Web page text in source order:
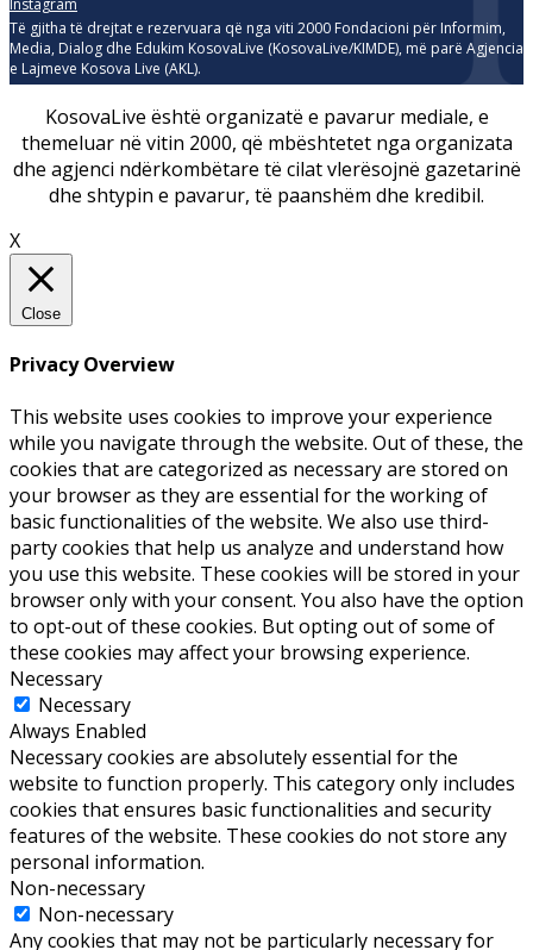
Instagram
Të gjitha të drejtat e rezervuara që nga viti 2000 Fondacioni për Informim,
Media, Dialog dhe Edukim KosovaLive (KosovaLive/KIMDE), më parë Agjencia
e Lajmeve Kosova Live (AKL).
KosovaLive është organizatë e pavarur mediale, e
themeluar në vitin 2000, që mbështetet nga organizata
dhe agjenci ndërkombëtare të cilat vlerësojnë gazetarinë
dhe shtypin e pavarur, të paanshëm dhe kredibil.
X
Close
Privacy Overview
This website uses cookies to improve your experience
while you navigate through the website. Out of these, the
cookies that are categorized as necessary are stored on
your browser as they are essential for the working of
basic functionalities of the website. We also use third-
party cookies that help us analyze and understand how
you use this website. These cookies will be stored in your
browser only with your consent. You also have the option
to opt-out of these cookies. But opting out of some of
these cookies may affect your browsing experience.
Necessary
Necessary
Always Enabled
Necessary cookies are absolutely essential for the
website to function properly. This category only includes
cookies that ensures basic functionalities and security
features of the website. These cookies do not store any
personal information.
Non-necessary
Non-necessary
Any cookies that may not be particularly necessary for